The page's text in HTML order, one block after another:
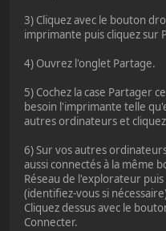
3) Cliquez avec le bouton
imprimante puis cliquez
4) Ouvrez l'onglet Partage.
5) Cochez la case Partager
besoin l'imprimante telle
autres ordinateurs et
6) Sur vos autres
aussi connectés à la même
Réseau de l'explorateur
(identifiez-vous si
Cliquez dessus avec le
Connecter.